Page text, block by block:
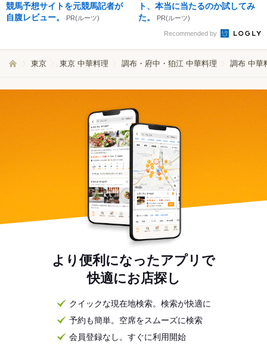
競馬予想サイトを元競馬記者が
自腹レビュー。
PR(ルーツ)
ト、本当に当たるのか試してみ
た。
PR(ルーツ)
Recommended by
東京 東京 中華料理 調布・府中・狛江 中華料理 調布 中華
より便利になったアプリで
快適にお店探し
クイックな現在地検索。検索が快適に
予約も簡単。空席をスムーズに検索
会員登録なし。すぐに利用開始